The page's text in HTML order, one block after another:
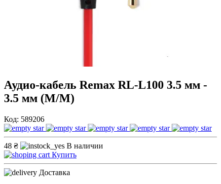
Аудио-кабель Remax RL-L100 3.5 мм -
3.5 мм (M/M)
Код: 589206
48 ₴
В наличии
Купить
Доставка